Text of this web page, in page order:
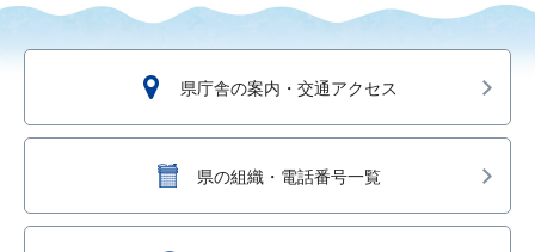
県庁舎の案内・交通アクセス
県の組織・電話番号一覧